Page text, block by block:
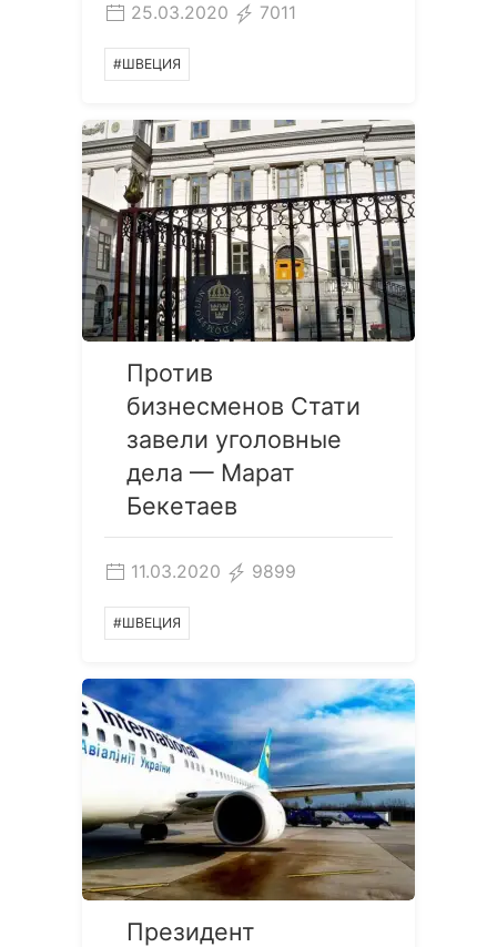
25.03.2020 7011
#ШВЕЦИЯ
Против
бизнесменов Стати
завели уголовные
дела — Марат
Бекетаев
11.03.2020 9899
#ШВЕЦИЯ
Президент